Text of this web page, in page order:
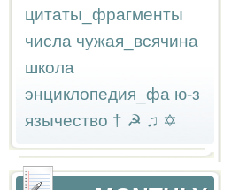
цитаты_фрагменты
числа чужая_всячина
школа
энциклопедия_фа ю-з
язычество † ☭ ♫ ✡